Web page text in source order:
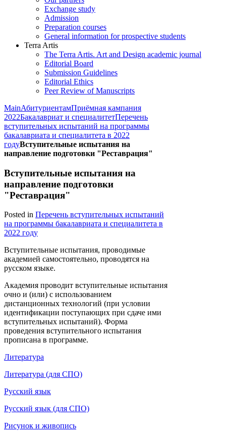
Exchange study
Admission
Preparation courses
General information for prospective students
Terra Artis
The Terra Artis. Art and Design academic journal
Editorial Board
Submission Guidelines
Editorial Ethics
Peer Review of Manuscripts
MainАбитуриентамПриёмная кампания
2022Бакалавриат и специалитетПеречень
вступительных испытаний на программы
бакалавриата и специалитета в 2022
годуВступительные испытания на
направление подготовки "Реставрация"
Вступительные испытания на
направление подготовки
"Реставрация"
Posted in Перечень вступительных испытаний
на программы бакалавриата и специалитета в
2022 году
Вступительные испытания, проводимые
академией самостоятельно, проводятся на
русском языке.
Академия проводит вступительные испытания
очно и (или) с использованием
дистанционных технологий (при условии
идентификации поступающих при сдаче ими
вступительных испытаний). Форма
проведения вступительного испытания
прописана в программе.
Литература
Литература (для СПО)
Русский язык
Русский язык (для СПО)
Рисунок и живопись